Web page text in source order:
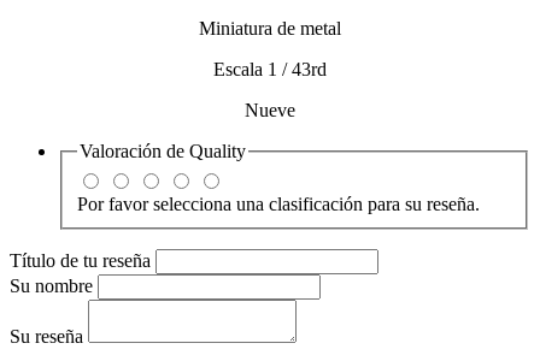
Miniatura de metal
Escala 1 / 43rd
Nueve
Valoración de Quality
Por favor selecciona una clasificación para su reseña.
Título de tu reseña
Su nombre
Su reseña